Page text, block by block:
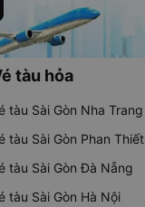
tàu hỏa
tàu Sài Gòn Nha Trang
tàu Sài Gòn Phan Thiết
tàu Sài Gòn Đà Nẵng
tàu Sài Gòn Hà Nội